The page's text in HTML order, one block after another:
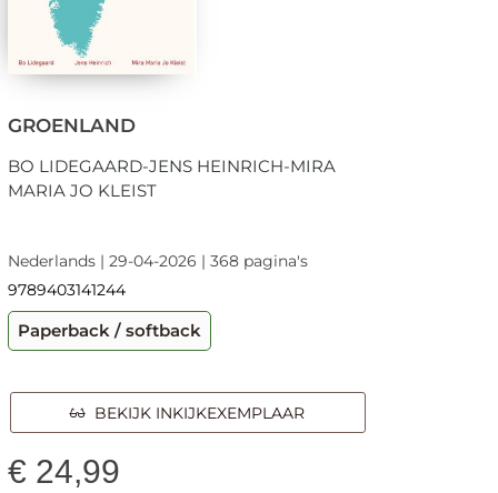
GROENLAND
BO LIDEGAARD-JENS HEINRICH-MIRA
MARIA JO KLEIST
Nederlands | 29-04-2026 | 368 pagina's
9789403141244
Paperback / softback
BEKIJK INKIJKEXEMPLAAR
€ 24,99